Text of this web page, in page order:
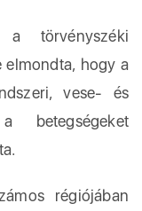
törvényszéki
elmondta, hogy a
vese- és
betegségeket
régiójában